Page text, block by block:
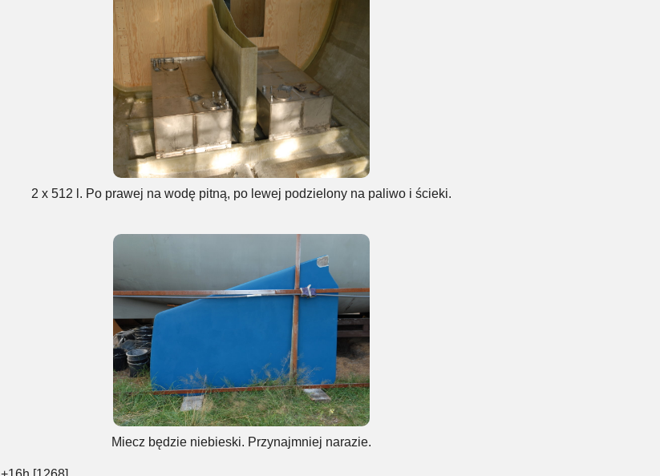
2 x 512 l. Po prawej na wodę pitną, po lewej podzielony na paliwo i ścieki.
Miecz będzie niebieski. Przynajmniej narazie.